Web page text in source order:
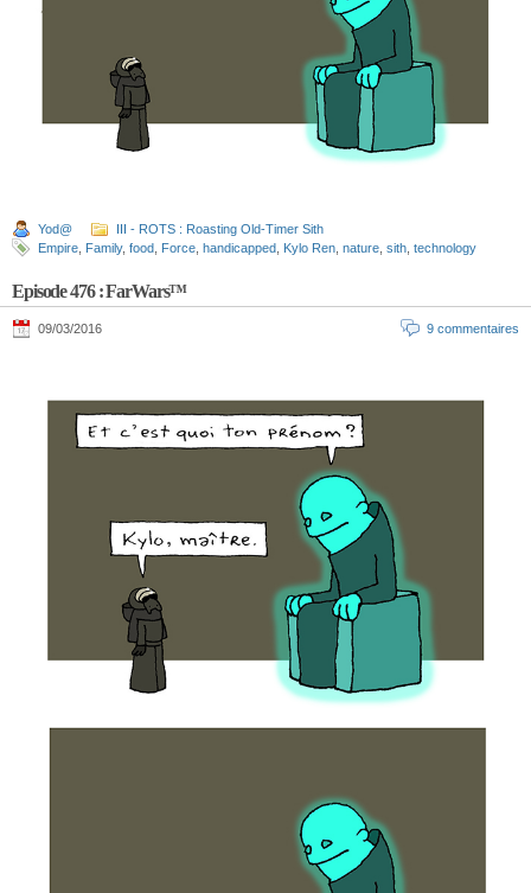
Yod@
III - ROTS : Roasting Old-Timer Sith
Empire
Family, food Force handicapped Kylo Ren nature sith technology
Episode 476 : FarWars™
09/03/2016 9 commentaires